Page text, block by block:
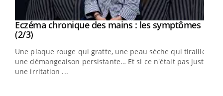
Youtube
Eczéma chronique des mains : les symptômes
(2/3)Youtube
Une plaque rouge qui gratte, une peau sèche qui tiraille,
une démangeaison persistante… Et si ce n'était pas juste
une irritation ...